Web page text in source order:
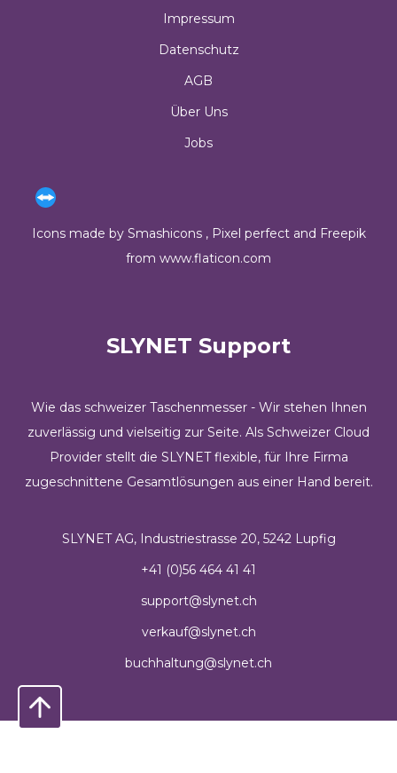
Impressum
Datenschutz
AGB
Über Uns
Jobs
Icons made by Smashicons, Pixel perfectand Freepik
from www.flaticon.com
SLYNET Support
Wie das schweizer Taschenmesser - Wir stehen Ihnen
zuverlässig und vielseitig zur Seite. Als Schweizer Cloud
Provider stellt die SLYNET flexible, für Ihre Firma
zugeschnittene Gesamtlösungen aus einer Hand bereit.
SLYNET AG, Industriestrasse 20, 5242 Lupfig
+41 (0)56 464 41 41
support@slynet.ch
verkauf@slynet.ch
buchhaltung@slynet.ch